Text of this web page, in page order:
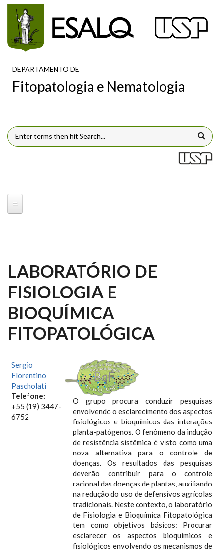
Pular para o conteúdo principal
DEPARTAMENTO DE
Fitopatologia e Nematologia
FORMULÁRIO DE BUSCA
LABORATÓRIO DE
FISIOLOGIA E
BIOQUÍMICA
FITOPATOLÓGICA
Sergio
Florentino
Pascholati
Telefone:
+55 (19) 3447-
6752
O grupo procura conduzir pesquisas
envolvendo o esclarecimento dos aspectos
fisiológicos e bioquímicos das interações
planta-patógenos. O fenômeno da indução
de resistência sistêmica é visto como uma
nova alternativa para o controle de
doenças. Os resultados das pesquisas
deverão contribuir para o controle
racional das doenças de plantas, auxiliando
na redução do uso de defensivos agrícolas
tradicionais. Neste contexto, o laboratório
de Fisiologia e Bioquímica Fitopatológica
tem como objetivos básicos: Procurar
esclarecer os aspectos bioquímicos e
fisiológicos envolvendo os mecanismos de